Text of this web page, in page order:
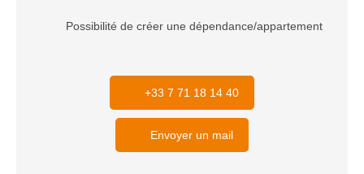
Possibilité de créer une dépendance/appartement
+33 7 71 18 14 40
Envoyer un mail